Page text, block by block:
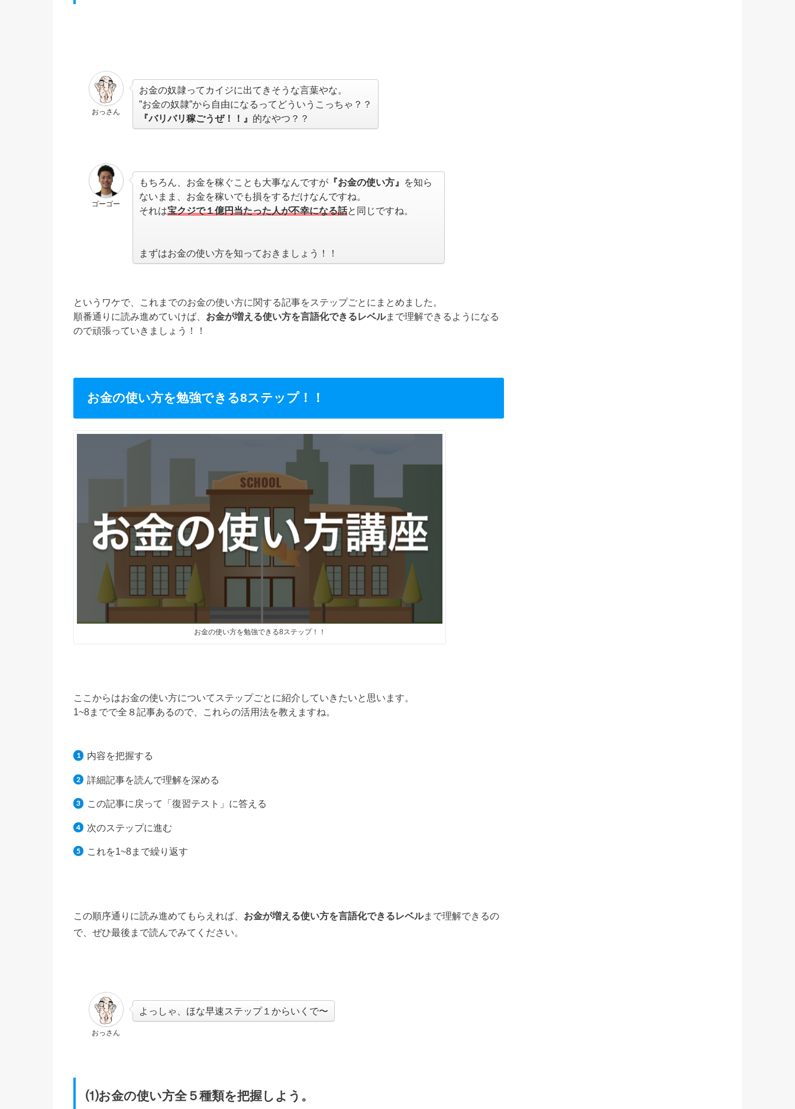
おっさん
お金の奴隷ってカイジに出てきそうな言葉やな。
”お金の奴隷”から自由になるってどういうこっちゃ？？
『バリバリ稼ごうぜ！！』 的なやつ？？
ゴーゴー
もちろん、お金を稼ぐことも大事なんですが 『お金の使い方』
を知ら
ないまま、お金を稼いでも損をするだけなんですね。
それは宝クジで１億円当たった人が不幸になる話と同じですね。
まずはお金の使い方を知っておきましょう！！
というワケで、これまでのお金の使い方に関する記事をステップごとにまとめました。
順番通りに読み進めていけば、 お金が増える使い方を言語化できるレベルまで理解できるようになる
ので頑張っていきましょう！！
お金の使い方を勉強できる8ステップ！！
お金の使い方を勉強できる8ステップ！！
ここからはお金の使い方についてステップごとに紹介していきたいと思います。
1~8までで全８記事あるので、これらの活用法を教えますね。
内容を把握する
詳細記事を読んで理解を深める
この記事に戻って「復習テスト」に答える
次のステップに進む
これを1~8まで繰り返す
この順序通りに読み進めてもらえれば、 お金が増える使い方を言語化できるレベルまで理解できるの
で、ぜひ最後まで読んでみてください。
おっさん
よっしゃ、ほな早速ステップ１からいくで〜
⑴お金の使い方全５種類を把握しよう。